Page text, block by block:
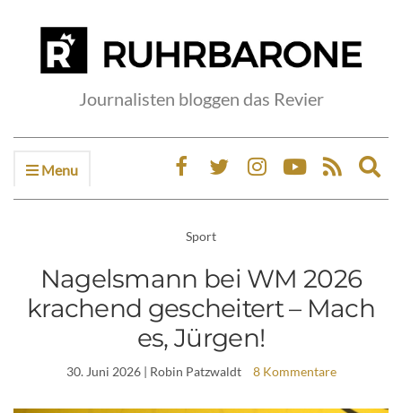
Journalisten bloggen das Revier
Menu
Sport
Nagelsmann bei WM 2026
krachend gescheitert – Mach
es, Jürgen!
30. Juni 2026| Robin Patzwaldt 8 Kommentare